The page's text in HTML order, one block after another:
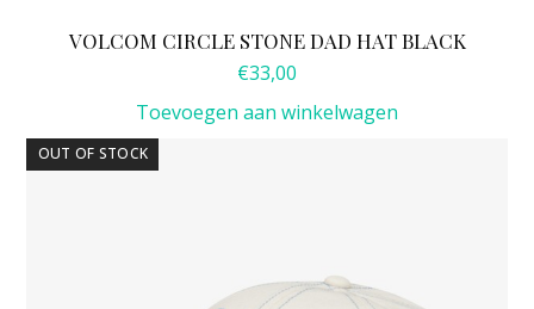
VOLCOM CIRCLE STONE DAD HAT BLACK
€33,00
Toevoegen aan winkelwagen
OUT OF STOCK